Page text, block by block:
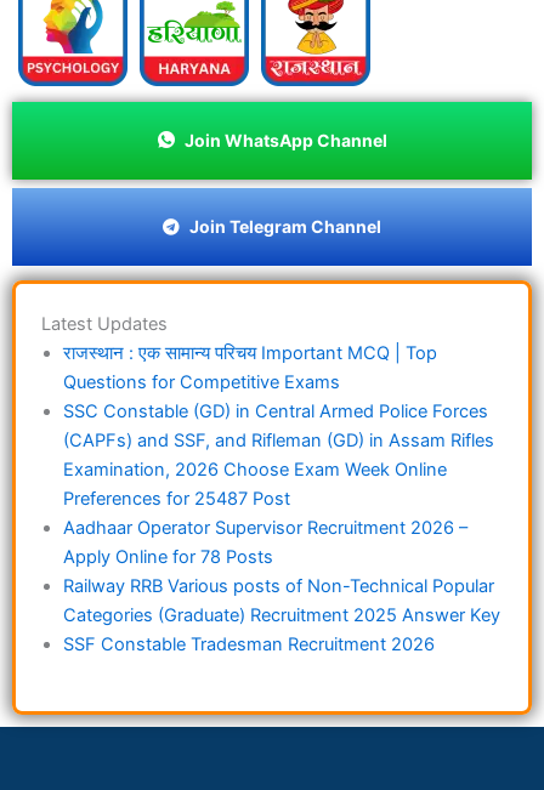
Join WhatsApp Channel
Join Telegram Channel
Latest Updates
राजस्थान : एक सामान्य परिचय Important MCQ | Top
Questions for Competitive Exams
SSC Constable (GD) in Central Armed Police Forces
(CAPFs) and SSF, and Rifleman (GD) in Assam Rifles
Examination, 2026 Choose Exam Week Online
Preferences for 25487 Post
Aadhaar Operator Supervisor Recruitment 2026 –
Apply Online for 78 Posts
Railway RRB Various posts of Non-Technical Popular
Categories (Graduate) Recruitment 2025 Answer Key
SSF Constable Tradesman Recruitment 2026